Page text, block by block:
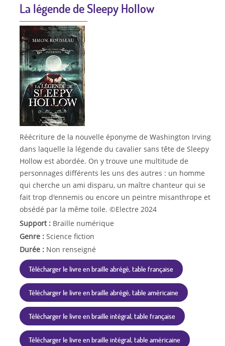
La légende de Sleepy Hollow
Réécriture de la nouvelle éponyme de Washington Irving
dans laquelle la légende du cavalier sans tête de Sleepy
Hollow est abordée. On y trouve une multitude de
personnages différents les uns des autres : un homme
qui cherche un ami disparu, un maître chanteur qui se
fait trop d'ennemis ou encore un peintre misanthrope et
obsédé par la même toile. ©Electre 2024
Support : Braille numérique
Genre : Science fiction
Durée : Non renseigné
Télécharger le livre en braille abrégé, table française
Télécharger le livre en braille abrégé, table américaine
Télécharger le livre en braille intégral, table française
Télécharger le livre en braille intégral, table américaine